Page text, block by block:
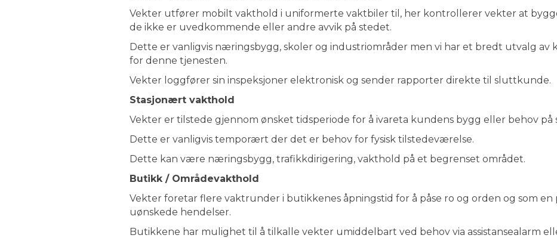
Vekter utfører mobilt vakthold i uniformerte vaktbiler til, her kontrollerer vekter at
de ikke er uvedkommende eller andre avvik på stedet.
Dette er vanligvis næringsbygg, skoler og industriområder men vi har et bredt utvalg av
for denne tjenesten.
Vekter loggfører sin inspeksjoner elektronisk og sender rapporter direkte til sluttkunde.
Stasjonært vakthold
Vekter er tilstede gjennom ønsket tidsperiode for å ivareta kundens bygg eller behov på
Dette er vanligvis temporært der det er behov for fysisk tilstedeværelse.
Dette kan være næringsbygg, trafikkdirigering, vakthold på et begrenset området.
Butikk / Områdevakthold
Vekter foretar flere vaktrunder i butikkenes åpningstid for å påse ro og orden og som
uønskede hendelser.
Butikkene har mulighet til å tilkalle vekter umiddelbart ved behov via assistansealarm